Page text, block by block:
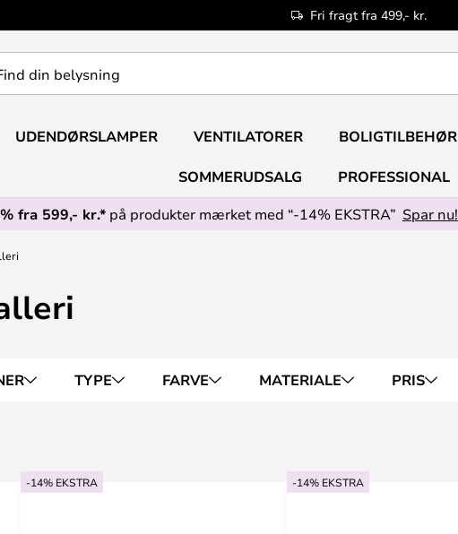
Fri fragt fra 499,- kr.
UDENDØRSLAMPER VENTILATORER BOLIGTILBEHØR
SOMMERUDSALG
PROFESSIONAL
fra 599,- kr.* på produkter mærket med “-14% EKSTRA” Spar nu!
TYPE FARVE MATERIALE PRIS
-14% EKSTRA -14% EKSTRA